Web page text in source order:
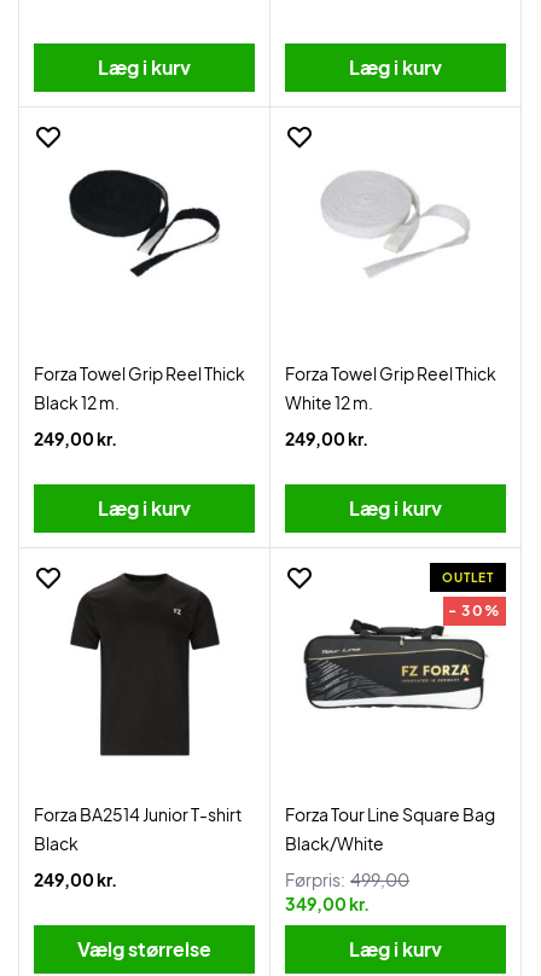
Læg i kurv Læg i kurv
Forza Towel Grip Reel Thick
Black 12 m.
249,00 kr.
Læg i kurv
Forza Towel Grip Reel Thick
White 12 m.
249,00 kr.
Læg i kurv
Forza BA2514 Junior T-shirt
Black
249,00 kr.
Vælg størrelse
OUTLET
- 30%
Forza Tour Line Square Bag
Black/White
Førpris: 499,00
349,00 kr.
Læg i kurv